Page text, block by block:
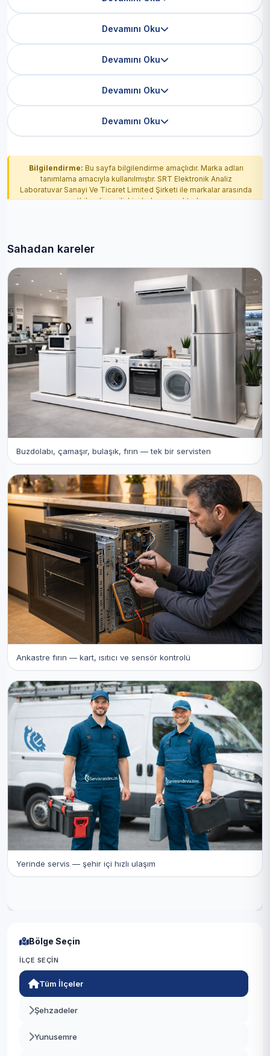
Devamını Oku
Devamını Oku
Devamını Oku
Devamını Oku
Bilgilendirme: Bu sayfa bilgilendirme amaçlıdır. Marka adları
tanımlama amacıyla kullanılmıştır. SRT Elektronik Analiz
Laboratuvar Sanayi Ve Ticaret Limited Şirketi ile markalar arasında
yetkilendirme ilişkisi bulunmamaktadır.
Sahadan kareler
Buzdolabı, çamaşır, bulaşık, fırın — tek bir servisten
Ankastre fırın — kart, ısıtıcı ve sensör kontrolü
Yerinde servis — şehir içi hızlı ulaşım
Bölge Seçin
İLÇE SEÇIN
Tüm İlçeler
Şehzadeler
Yunusemre